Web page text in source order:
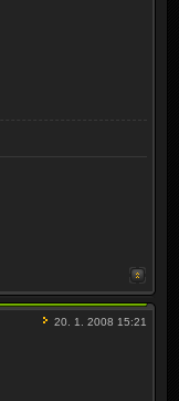
20. 1. 2008 15:21